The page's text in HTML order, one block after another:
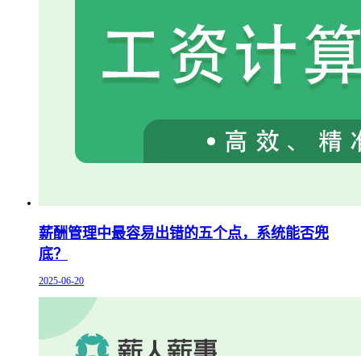
薪酬管理中最容易出错的五个点，系统能否兜
底？
2025-06-20